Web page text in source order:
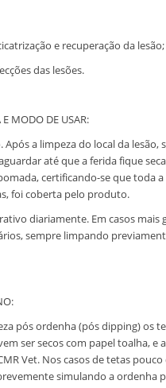
e recuperação da lesão;
das lesões.
MODO DE USAR:
Após a limpeza do local da lesão,
até que a ferida fique
certificando-se que toda a
foi coberta pelo produto.
diariamente. Em casos mais
sempre limpando
pós ordenha (pós dipping) os
ser secos com papel toalha, e
Vet. Nos casos de tetas
simulando a ordenha